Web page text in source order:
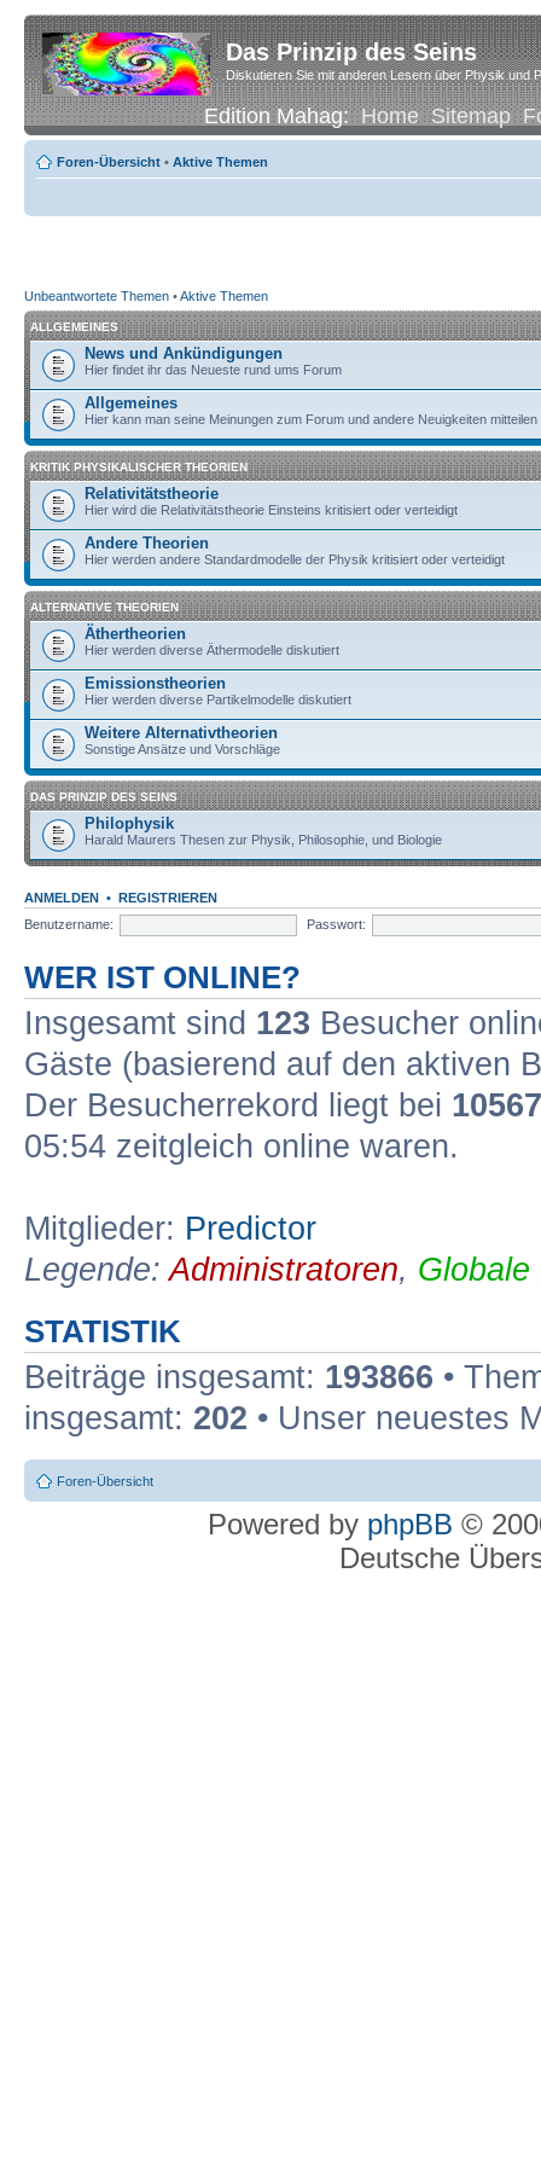
Das Prinzip des Seins
Diskutieren Sie mit anderen Lesern über Physik und
Edition Mahag:Home Sitemap
Foren-Übersicht • Aktive Themen
Unbeantwortete Themen •Aktive Themen
ALLGEMEINES
News und Ankündigungen
Hier findet ihr das Neueste rund ums Forum
Allgemeines
Hier kann man seine Meinungen zum Forum und andere Neuigkeiten mitteilen
KRITIK PHYSIKALISCHER THEORIEN
Relativitätstheorie
Hier wird die Relativitätstheorie Einsteins kritisiert oder verteidigt
Andere Theorien
Hier werden andere Standardmodelle der Physik kritisiert oder verteidigt
ALTERNATIVE THEORIEN
Äthertheorien
Hier werden diverse Äthermodelle diskutiert
Emissionstheorien
Hier werden diverse Partikelmodelle diskutiert
Weitere Alternativtheorien
Sonstige Ansätze und Vorschläge
DAS PRINZIP DES SEINS
Philophysik
Harald Maurers Thesen zur Physik, Philosophie, und Biologie
ANMELDEN • REGISTRIEREN
Benutzername:
Passwort:
WER IST ONLINE?
Insgesamt sind 123 Besucher
Gäste (basierend auf den aktiven
Der Besucherrekord liegt bei 10567
05:54 zeitgleich online waren.
Mitglieder: Predictor
Legende:Administratoren, Globale
STATISTIK
Beiträge insgesamt: 193866 •
insgesamt: 202 • Unser neuestes
Foren-Übersicht
Powered by phpBB ©
Deutsche